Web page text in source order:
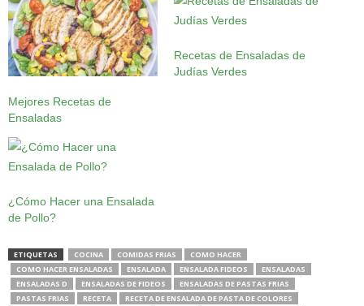
Mejores Recetas de
Ensaladas
Recetas de Ensaladas de
Judías Verdes
¿Cómo Hacer una Ensalada
de Pollo?
ETIQUETAS COCINA COMIDAS FRIAS
COMO HACER
COMO HACER ENSALADAS
ENSALADA ENSALADA FIDEOS
ENSALADAS
ENSALADAS D
ENSALADAS DE FIDEOS
ENSALADAS DE PASTAS FRIAS
PASTAS FRIAS
RECETA
RECETA DE ENSALADA DE PASTA DE COLORES